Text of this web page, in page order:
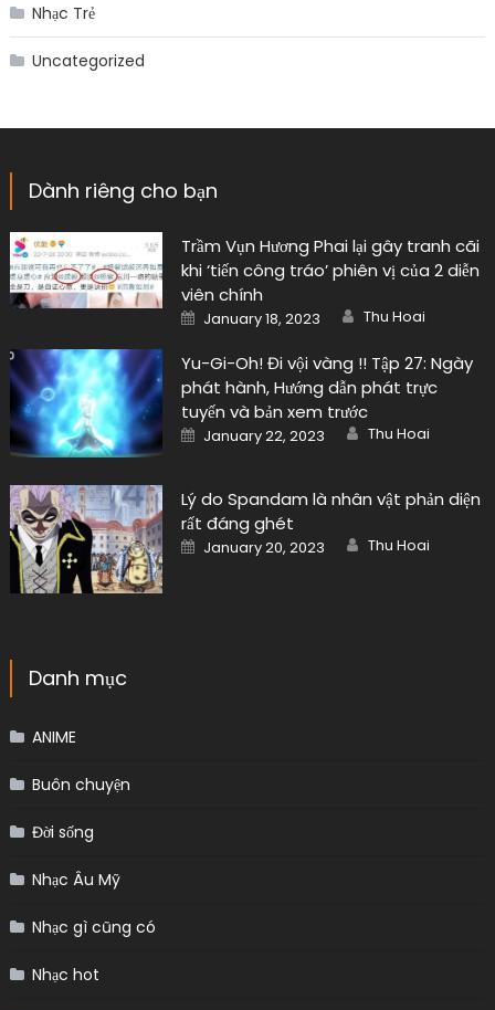
Nhạc Trẻ
Uncategorized
Dành riêng cho bạn
Trầm Vụn Hương Phai lại gây tranh cãi
khi ‘tiến công tráo’ phiên vị của 2 diễn
viên chính
Posted
on
January 18, 2023 Author
Thu Hoai
Yu-Gi-Oh! Đi vội vàng !! Tập 27: Ngày
phát hành, Hướng dẫn phát trực
tuyến và bản xem trước
Posted
on
January 22, 2023 Author
Thu Hoai
Lý do Spandam là nhân vật phản diện
rất đáng ghét
Posted
on
January 20, 2023 Author
Thu Hoai
Danh mục
ANIME
Buôn chuyện
Đời sống
Nhạc Âu Mỹ
Nhạc gì cũng có
Nhạc hot